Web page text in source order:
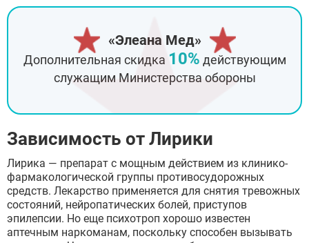
«Элеана Мед»
Дополнительная скидка 10% действующим
служащим Министерства обороны
Зависимость от Лирики
Лирика — препарат с мощным действием из клинико-
фармакологической группы противосудорожных
средств. Лекарство применяется для снятия тревожных
состояний, нейропатических болей, приступов
эпилепсии. Но еще психотроп хорошо известен
аптечным наркоманам, поскольку способен вызывать